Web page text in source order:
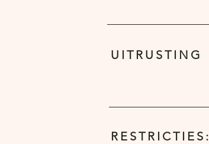
UITRUSTING
RESTRICTIES: